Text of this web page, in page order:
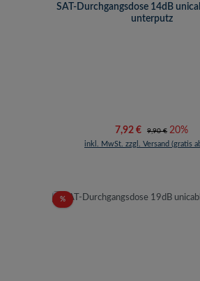
SAT-Durchgangsdose 14dB
unterputz
Verkaufspreis:
7,92 € Regulärer Preis:
9,90 € 20%
inkl. MwSt. zzgl. Versand (gratis
%Rabatt